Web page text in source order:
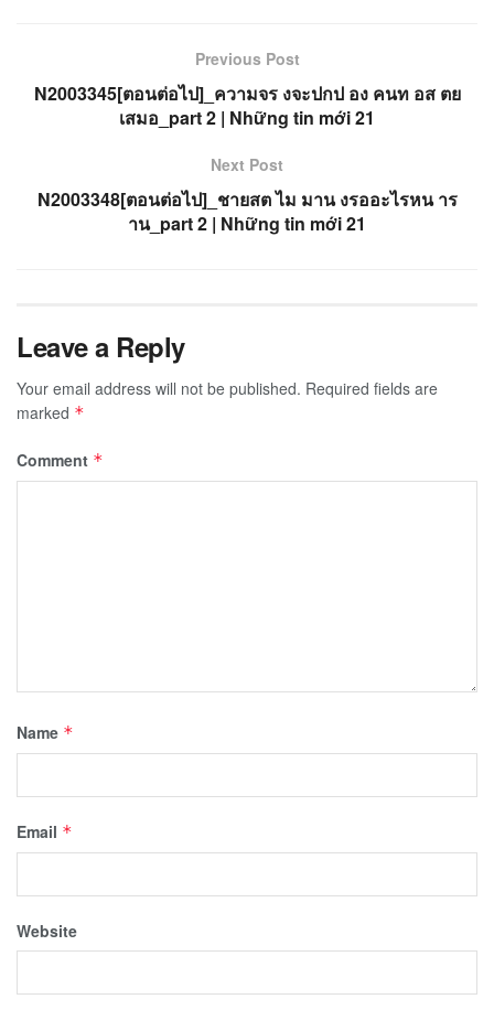
Previous Post
N2003345[ตอนต่อไป]_ความจร งจะปกป อง คนท อส ตย
เสมอ_part 2 | Những tin mới 21
Next Post
N2003348[ตอนต่อไป]_ชายสต ไม มาน งรออะไรหน าร
าน_part 2 | Những tin mới 21
Leave a Reply
Your email address will not be published. Required fields are
marked *
Comment *
Name *
Email *
Website